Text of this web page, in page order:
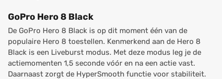
GoPro Hero 8 Black
De GoPro Hero 8 Black is op dit moment één van de
populaire Hero 8 toestellen. Kenmerkend aan de Hero 8
Black is een Liveburst modus. Met deze modus leg je de
actiemomenten 1,5 seconde vóór en na een actie vast.
Daarnaast zorgt de HyperSmooth functie voor stabiliteit.